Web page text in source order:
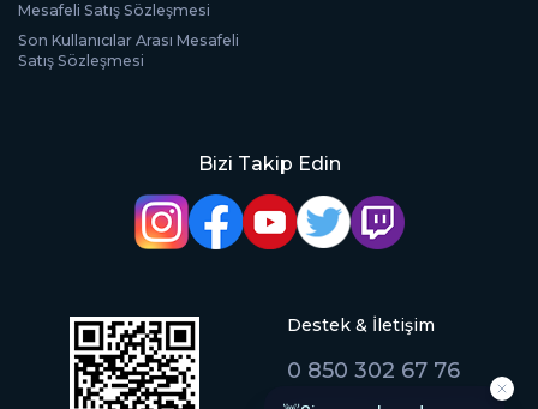
Mesafeli Satış Sözleşmesi
Son Kullanıcılar Arası Mesafeli
Satış Sözleşmesi
Bizi Takip Edin
Destek & İletişim
0 850 302 67 76